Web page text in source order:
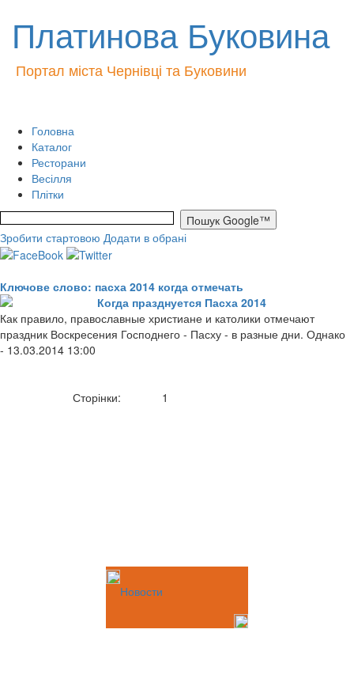
Платинова Буковина
Портал міста Чернівці та Буковини
Головна
Каталог
Ресторани
Весілля
Плітки
Зробити стартовою Додати в обрані
Ключове слово: пасха 2014 когда отмечать
Когда празднуется Пасха 2014
Как правило, православные христиане и католики отмечают
праздник Воскресения Господнего - Пасху - в разные дни. Однако
- 13.03.2014 13:00
Сторінки: 1
Новости